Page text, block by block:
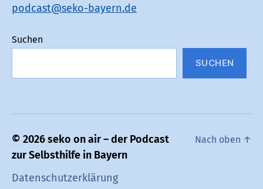
podcast@seko-bayern.de
Suchen
SUCHEN
© 2026seko on air – der Podcast
zur Selbsthilfe in Bayern
Datenschutz­erklärung
Nach oben ↑